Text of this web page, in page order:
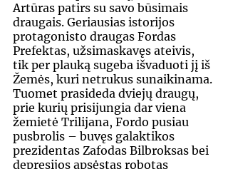
Artūras patirs su savo būsimais
draugais. Geriausias istorijos
protagonisto draugas Fordas
Prefektas, užsimaskavęs ateivis,
tik per plauką sugeba išvaduoti jį iš
Žemės, kuri netrukus sunaikinama.
Tuomet prasideda dviejų draugų,
prie kurių prisijungia dar viena
žemietė Trilijana, Fordo pusiau
pusbrolis – buvęs galaktikos
prezidentas Zafodas Bilbroksas bei
depresijos apsėstas robotas